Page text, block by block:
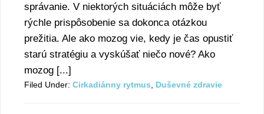
správanie. V niektorých situáciách môže byť
rýchle prispôsobenie sa dokonca otázkou
prežitia. Ale ako mozog vie, kedy je čas opustiť
starú stratégiu a vyskúšať niečo nové? Ako
mozog [...]
Filed Under: Cirkadiánny rytmus Duševné zdravie